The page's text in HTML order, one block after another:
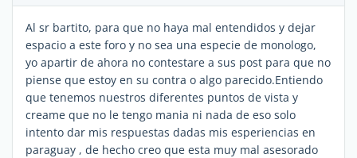
Al sr bartito, para que no haya mal entendidos y dejar
espacio a este foro y no sea una especie de monologo,
yo apartir de ahora no contestare a sus post para que no
piense que estoy en su contra o algo parecido.Entiendo
que tenemos nuestros diferentes puntos de vista y
creame que no le tengo mania ni nada de eso solo
intento dar mis respuestas dadas mis esperiencias en
paraguay , de hecho creo que esta muy mal asesorado